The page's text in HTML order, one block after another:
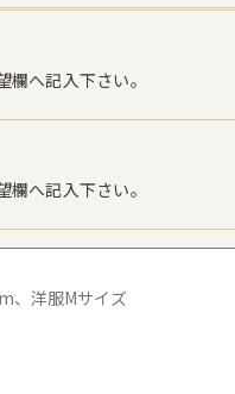
へ記入下さい。
へ記入下さい。